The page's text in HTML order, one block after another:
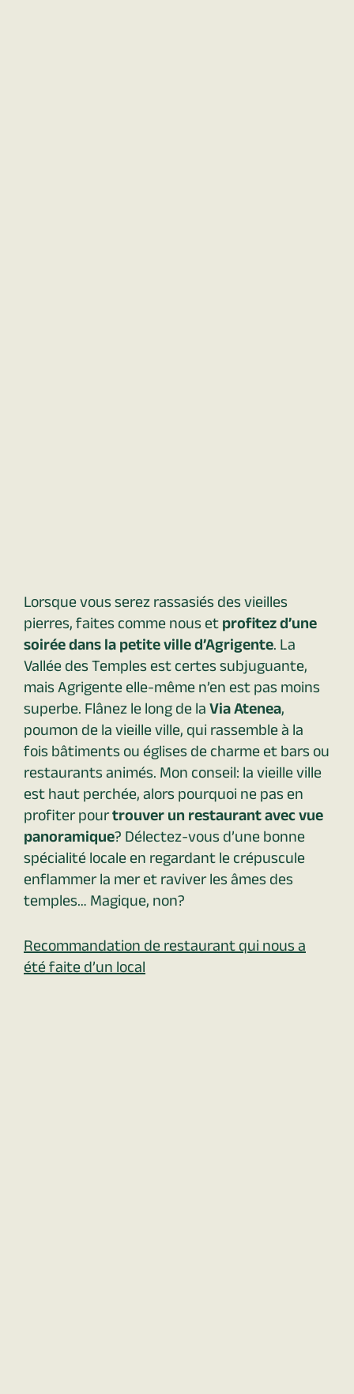
Lorsque vous serez rassasiés des vieilles
pierres, faites comme nous etprofitez d’une
soirée dans la petite ville d’Agrigente. La
Vallée des Temples est certes subjuguante,
mais Agrigente elle-même n’en est pas moins
superbe. Flânez le long de laVia Atenea,
poumon de la vieille ville, qui rassemble à la
fois bâtiments ou églises de charme et bars ou
restaurants animés. Mon conseil: la vieille ville
est haut perchée, alors pourquoi ne pas en
profiter pourtrouver un restaurant avec vue
panoramique? Délectez-vous d’une bonne
spécialité locale en regardant le crépuscule
enflammer la mer et raviver les âmes des
temples… Magique, non?
Recommandation de restaurant qui nous a
été faite d’un local